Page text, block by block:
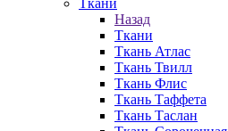
Ткани
Назад
Ткани
Ткань Атлас
Ткань Твилл
Ткань Флис
Ткань Таффета
Ткань Таслан